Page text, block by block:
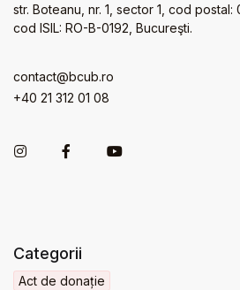
str. Boteanu, nr. 1, sector 1, cod postal:
cod ISIL: RO-B-0192, Bucureşti.
contact@bcub.ro
+40 21 312 01 08
Categorii
Act de donație